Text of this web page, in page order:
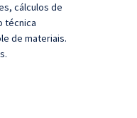
cálculos de
técnica
de materiais.